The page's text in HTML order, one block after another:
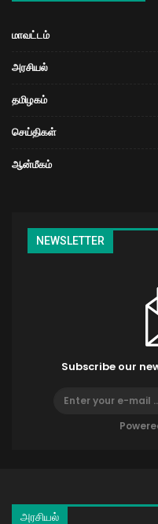
மாவட்டம்
அரசியல்
தமிழகம்
செய்திகள்
ஆன்மீகம்
NEWSLETTER
Subscribe our
அரசியல்